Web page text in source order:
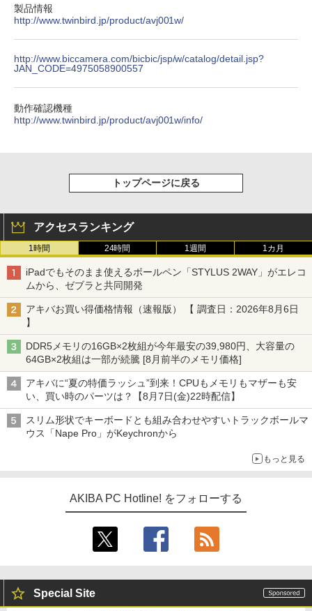
製品情報
http://www.twinbird.jp/product/avj001w/
http://www.biccamera.com/bicbic/jsp/w/catalog/detail.jsp?
JAN_CODE=4975058900557
動作確認機種
http://www.twinbird.jp/product/avj001w/info/
トップページに戻る
アクセスランキング
1時間 24時間 1週間 1カ月
iPadでもそのまま使えるボールペン「STYLUS 2WAY」がエレコ
ムから、ゼブラと共同開発
アキバお買い得価格情報（速報版） 【 調査日：2026年8月6日
】
DDR5メモリの16GB×2枚組が今年最安の39,980円、大容量の
64GB×2枚組は一部が続騰 [8月前半のメモリ価格]
アキバに“夏の特価ラッシュ”到来！CPUもメモリもマザーも安
い、買い時のパーツは？【8月7日(金)22時配信】
スリム形状でキーボードとも組み合わせやすいトラックボールマ
ウス「Nape Pro」がKeychronから
もっと見る
AKIBA PC Hotline! をフォローする
Special Site